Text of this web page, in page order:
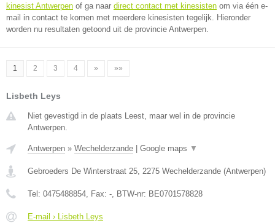
kinesist Antwerpen of ga naar direct contact met kinesisten om via één e-
mail in contact te komen met meerdere kinesisten tegelijk. Hieronder
worden nu resultaten getoond uit de provincie Antwerpen.
1 2 3 4 » »»
Lisbeth Leys
Niet gevestigd in de plaats Leest, maar wel in de provincie
Antwerpen.
Antwerpen » Wechelderzande Google maps ▼
Gebroeders De Winterstraat 25, 2275 Wechelderzande (Antwerpen)
Tel: 0475488854, Fax: -, BTW-nr: BE0701578828
E-mail › Lisbeth Leys